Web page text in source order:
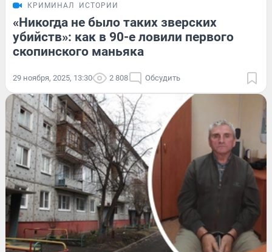
КРИМИНАЛ ИСТОРИИ
«Никогда не было таких зверских
убийств»: как в 90-е ловили первого
скопинского маньяка
29 ноября, 2025, 13:30 2 808 Обсудить